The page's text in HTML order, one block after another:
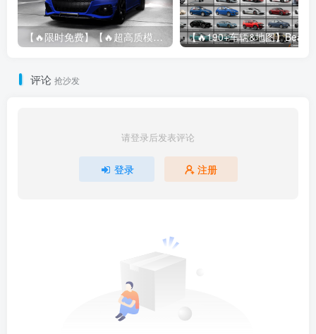
【🔥限时免费】【🔥超高质模组】2022 奥迪 A4/S4/RS4 Avant 2.61
评论 抢沙发
请登录后发表评论
登录 注册